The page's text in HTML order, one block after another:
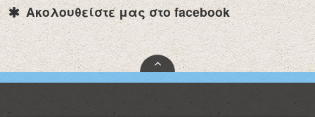
Ακολουθείστε μας στο facebook